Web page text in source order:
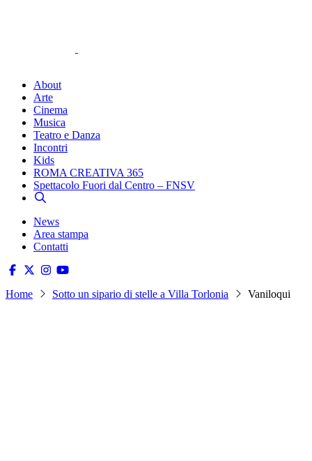
About
Arte
Cinema
Musica
Teatro e Danza
Incontri
Kids
ROMA CREATIVA 365
Spettacolo Fuori dal Centro – FNSV
News
Area stampa
Contatti
Home Sotto un sipario di stelle a Villa Torlonia Vaniloqui